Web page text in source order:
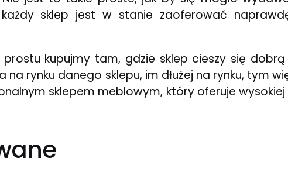
sklep jest w stanie zaoferować
kupujmy tam, gdzie sklep cieszy się
rynku danego sklepu, im dłużej na rynku, tym
sklepem meblowym, który oferuje